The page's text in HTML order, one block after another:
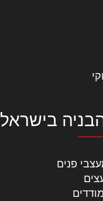
בישראל
פנים